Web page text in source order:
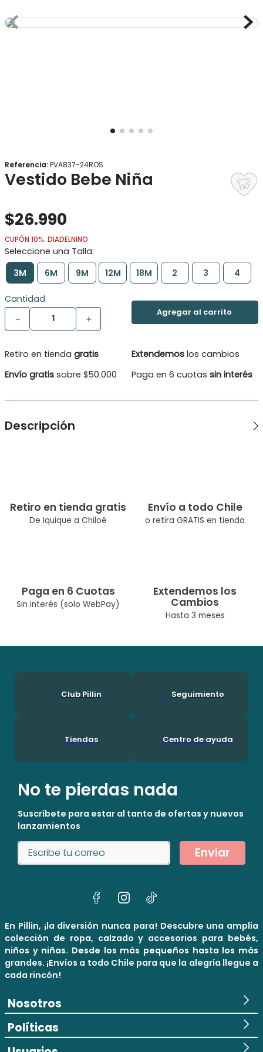
Referencia:PVA837-24ROS
Vestido Bebe Niña
$26.990
CUPÓN 10%: DIADELNINO
3M 6M 9M 12M 18M 2 3 4
Cantidad
＋
－
Retiro en tienda gratis
Envío gratis sobre $50.000
Extendemos los cambios
Paga en 6 cuotas sin interés
Descripción
Retiro en tienda gratis
De Iquique a Chiloé
Envío a todo Chile
o retira GRATIS en tienda
Paga en 6 Cuotas
Sin interés (solo WebPay)
Extendemos los
Cambios
Hasta 3 meses
Club Pillin Seguimiento
Tiendas Centro de ayuda
No te pierdas nada
Suscríbete para estar al tanto de ofertas y nuevos
lanzamientos
Enviar
En Pillin, ¡la diversión nunca para! Descubre una amplia
colección de ropa, calzado y accesorios para bebés,
niños y niñas. Desde los más pequeños hasta los más
grandes. ¡Envíos a todo Chile para que la alegría llegue a
cada rincón!
Nosotros
Políticas
9.
panty